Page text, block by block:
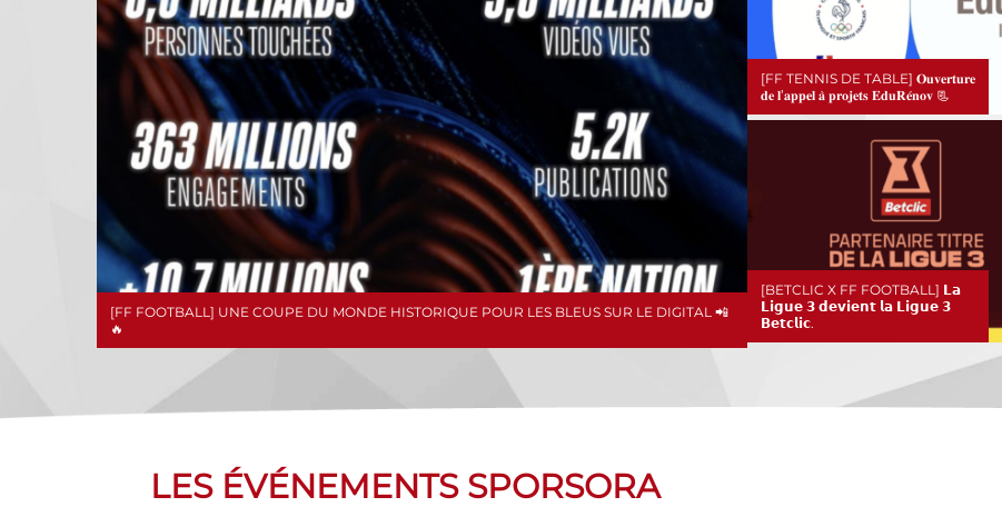
[FF FOOTBALL] UNE COUPE DU MONDE HISTORIQUE POUR LES BLEUS SUR LE DIGITAL 📲
🔥
[FF TENNIS DE TABLE] 𝐎𝐮𝐯𝐞𝐫𝐭𝐮𝐫𝐞
𝐝𝐞 𝐥’𝐚𝐩𝐩𝐞𝐥 𝐚̀ 𝐩𝐫𝐨𝐣𝐞𝐭𝐬 𝐄𝐝𝐮𝐑𝐞́𝐧𝐨𝐯 📃
[BETCLIC X FF FOOTBALL] 𝗟𝗮
𝗟𝗶𝗴𝘂𝗲 𝟯 𝗱𝗲𝘃𝗶𝗲𝗻𝘁 𝗹𝗮 𝗟𝗶𝗴𝘂𝗲 𝟯
𝗕𝗲𝘁𝗰𝗹𝗶𝗰.
LES ÉVÉNEMENTS SPORSORA